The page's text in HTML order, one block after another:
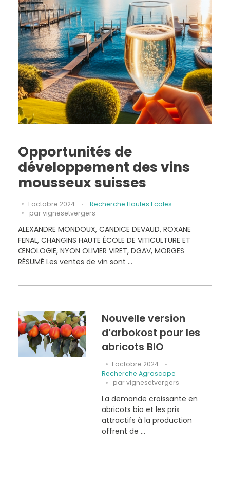
Opportunités de
développement des vins
mousseux suisses
1 octobre 2024
Recherche Hautes Ecoles
par vignesetvergers
ALEXANDRE MONDOUX, CANDICE DEVAUD, ROXANE
FENAL, CHANGINS HAUTE ÉCOLE DE VITICULTURE ET
ŒNOLOGIE, NYON OLIVIER VIRET, DGAV, MORGES
RÉSUMÉ Les ventes de vin sont ...
Nouvelle version
d’arbokost pour les
abricots BIO
1 octobre 2024
Recherche Agroscope
par vignesetvergers
La demande croissante en
abricots bio et les prix
attractifs à la production
offrent de ...